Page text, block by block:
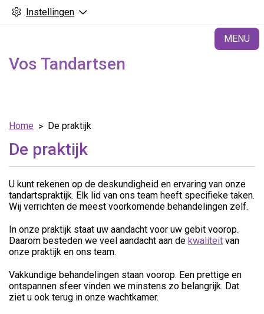
Instellingen
MENU
Vos Tandartsen
Home De praktijk
De praktijk
U kunt rekenen op de deskundigheid en ervaring van onze
tandartspraktijk. Elk lid van ons team heeft specifieke taken.
Wij verrichten de meest voorkomende behandelingen zelf.
In onze praktijk staat uw aandacht voor uw gebit voorop.
Daarom besteden we veel aandacht aan de kwaliteit van
onze praktijk en ons team.
Vakkundige behandelingen staan voorop. Een prettige en
ontspannen sfeer vinden we minstens zo belangrijk. Dat
ziet u ook terug in onze wachtkamer.